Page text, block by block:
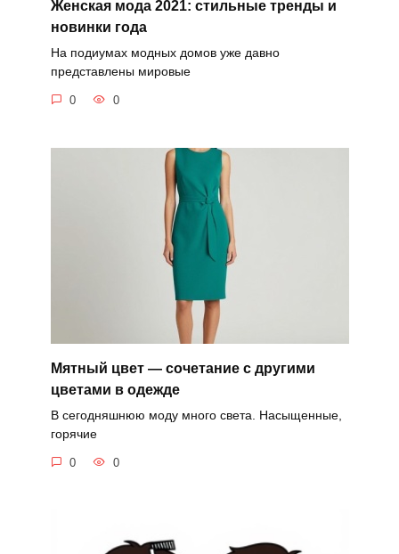
Женская мода 2021: стильные тренды и
новинки года
На подиумах модных домов уже давно
представлены мировые
0 0
Мятный цвет — сочетание с другими
цветами в одежде
В сегодняшнюю моду много света. Насыщенные,
горячие
0 0